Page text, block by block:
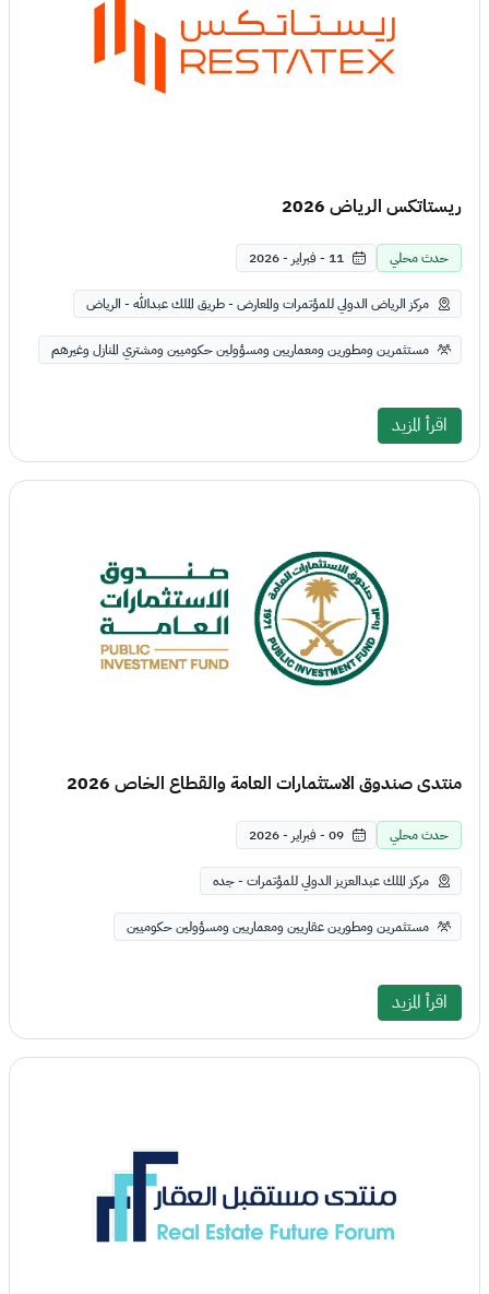
ريستاتكس الرياض 2026
حدث محلي 11 - فبراير - 2026
مركز الرياض الدولي للمؤتمرات والمعارض - طريق الملك عبدالله - الرياض
مستثمرين ومطورين ومعماريين ومسؤولين حكوميين ومشتري المنازل وغيرهم
اقرأ المزيد
منتدى صندوق الاستثمارات العامة والقطاع الخاص 2026
حدث محلي 09 - فبراير - 2026
مركز الملك عبدالعزيز الدولي للمؤتمرات - جده
مستثمرين ومطورين عقاريين ومعماريين ومسؤولين حكوميين
اقرأ المزيد